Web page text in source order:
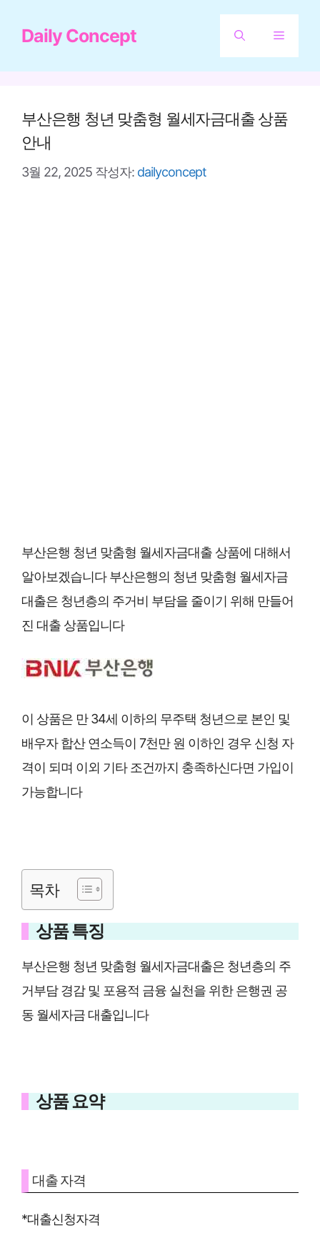
Daily Concept 메
부산은행 청년 맞춤형 월세자금대출 상품
안내
3월 22, 2025 작성자: dailyconcept
부산은행 청년 맞춤형 월세자금대출 상품에 대해서
알아보겠습니다 부산은행의 청년 맞춤형 월세자금
대출은 청년층의 주거비 부담을 줄이기 위해 만들어
진 대출 상품입니다
이 상품은 만 34세 이하의 무주택 청년으로 본인 및
배우자 합산 연소득이 7천만 원 이하인 경우 신청 자
격이 되며 이외 기타 조건까지 충족하신다면 가입이
가능합니다
목차
상품 특징
부산은행 청년 맞춤형 월세자금대출은 청년층의 주
거부담 경감 및 포용적 금융 실천을 위한 은행권 공
동 월세자금 대출입니다
상품 요약
대출 자격
*대출신청자격